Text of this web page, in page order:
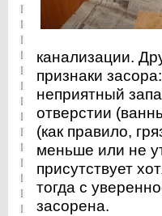
канализации.
признаки засора:
неприятный
отверстии
(как правило,
меньше или не
присутствует
тогда с
засорена.